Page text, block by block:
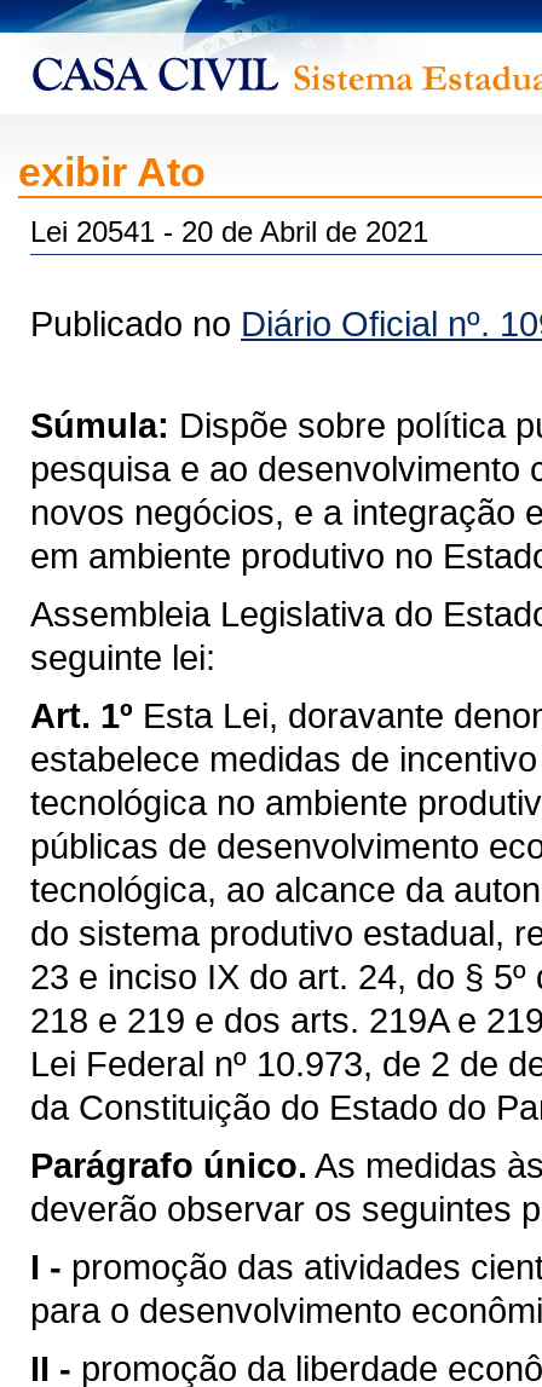
exibir Ato
Lei 20541 - 20 de Abril de 2021
Publicado no Diário Oficial nº.
Súmula: Dispõe sobre política
pesquisa e ao desenvolvimento
novos negócios, e a integração
em ambiente produtivo no
Assembleia Legislativa do
seguinte lei:
Art. 1º Esta Lei, doravante
estabelece medidas de
tecnológica no ambiente
públicas de desenvolvimento
tecnológica, ao alcance da
do sistema produtivo estadual,
23 e inciso IX do art. 24, do §
218 e 219 e dos arts. 219A e
Lei Federal nº 10.973, de 2 de
da Constituição do Estado do
Parágrafo único. As medidas
deverão observar os seguintes
I - promoção das atividades
para o desenvolvimento
II - promoção da liberdade